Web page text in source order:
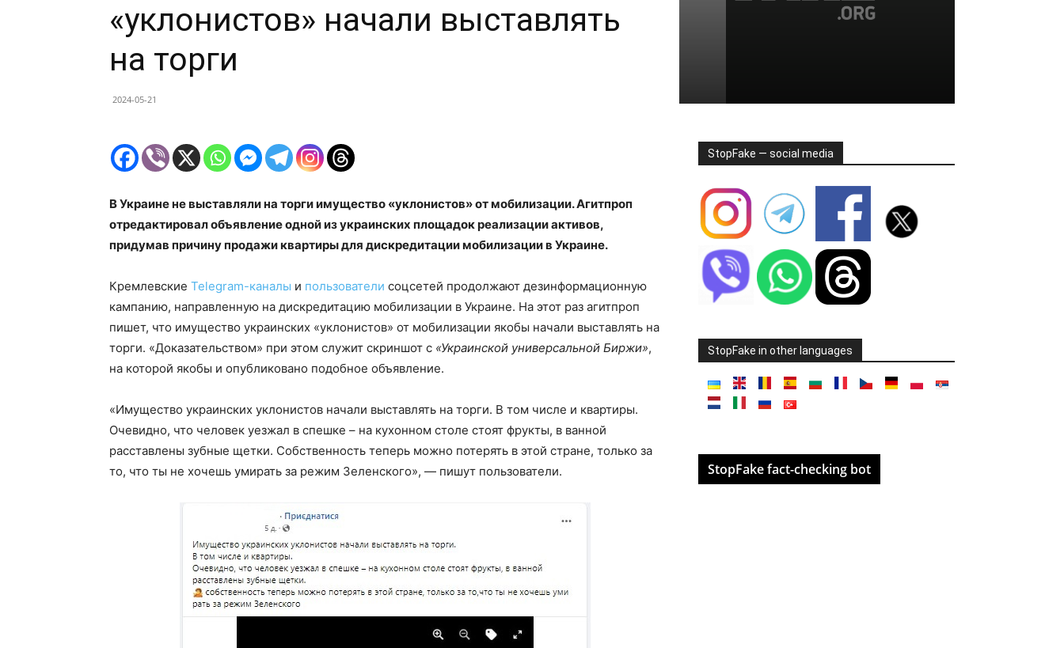
«уклонистов» начали выставлять
на торги
2024-05-21
В Украине не выставляли на торги имущество «уклонистов» от мобилизации. Агитпроп
отредактировал объявление одной из украинских площадок реализации активов,
придумав причину продажи квартиры для дискредитации мобилизации в Украине.
Кремлевские Telegram-каналы и пользователи соцсетей продолжают дезинформационную
кампанию, направленную на дискредитацию мобилизации в Украине. На этот раз агитпроп
пишет, что имущество украинских «уклонистов» от мобилизации якобы начали выставлять на
торги. «Доказательством» при этом служит скриншот с «Украинской универсальной Биржи»,
на которой якобы и опубликовано подобное объявление.
«Имущество украинских уклонистов начали выставлять на торги. В том числе и квартиры.
Очевидно, что человек уезжал в спешке – на кухонном столе стоят фрукты, в ванной
расставлены зубные щетки. Собственность теперь можно потерять в этой стране, только за
то, что ты не хочешь умирать за режим Зеленского», — пишут пользователи.
StopFake — social media
StopFake in other languages
StopFake fact-checking bot